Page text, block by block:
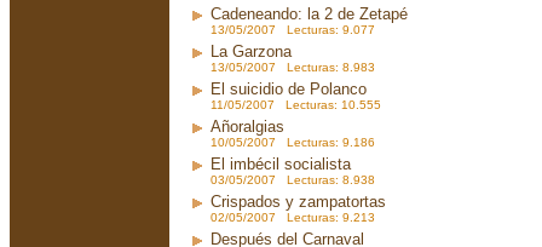
Cadeneando: la 2 de Zetapé
13/05/2007 Lecturas: 9.077
La Garzona
13/05/2007 Lecturas: 8.983
El suicidio de Polanco
11/05/2007 Lecturas: 10.555
Añoralgias
10/05/2007 Lecturas: 9.186
El imbécil socialista
03/05/2007 Lecturas: 8.938
Crispados y zampatortas
02/05/2007 Lecturas: 9.213
Después del Carnaval